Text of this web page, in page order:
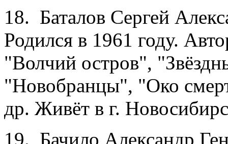
18. Баталов Сергей
Родился в 1961 году.
"Волчий остров",
"Новобранцы", "Око
др. Живёт в г.
19. Бачило Александр